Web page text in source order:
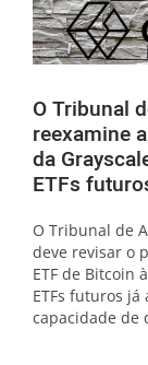
O Tribunal
reexamine
da
ETFs
O Tribunal de
deve revisar o
ETF de Bitcoin
ETFs futuros
capacidade de